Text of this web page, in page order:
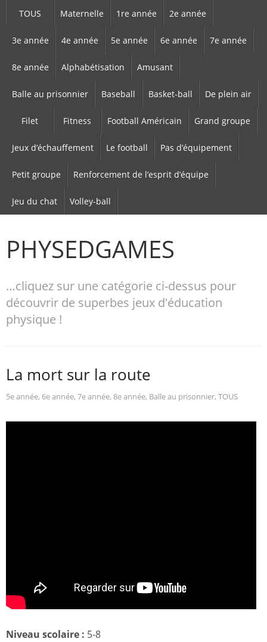
TOUS Maternelle 1re année 2e année
3e année 4e année 5e année 6e année 7e année
8e année Alphabétisation Amusant
Balle au prisonnier Baseball Basket-ball De plein air
Filet Fitness Football Américain Grand groupe
Jeux d’échauffement Le football Pas d’équipement
Petit groupe Renforcement de l’esprit d’équipe
Jeu du chat Volley-ball
PHYSEDGAMES
…cliquez sur une catégorie ci-dessus pour
découvrir de superbes jeux d'éducation
physique !
La mort sur la route
5e année, 6e année, 7e année, 8e année, Balle au prisonnier, TOUS
Niveau scolaire : 5-8